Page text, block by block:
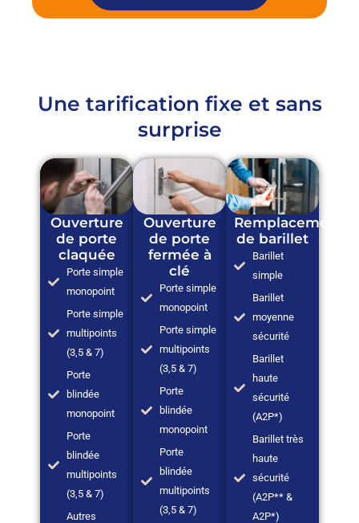
Une tarification fixe et sans
surprise
Ouverture
de porte
claquée
Porte simple
monopoint
Porte simple
multipoints
(3,5 & 7)
Porte
blindée
monopoint
Porte
blindée
multipoints
(3,5 & 7)
Autres
Ouverture
de porte
fermée à
clé
Porte simple
monopoint
Porte simple
multipoints
(3,5 & 7)
Porte
blindée
monopoint
Porte
blindée
multipoints
(3,5 & 7)
Remplacement
de barillet
Barillet
simple
Barillet
moyenne
sécurité
Barillet
haute
sécurité
(A2P*)
Barillet très
haute
sécurité
(A2P** &
A2P*)